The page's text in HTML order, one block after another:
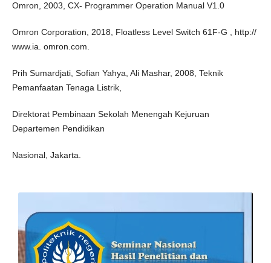
Omron, 2003, CX- Programmer Operation Manual V1.0
Omron Corporation, 2018, Floatless Level Switch 61F-G , http://
www.ia. omron.com.
Prih Sumardjati, Sofian Yahya, Ali Mashar, 2008, Teknik
Pemanfaatan Tenaga Listrik,
Direktorat Pembinaan Sekolah Menengah Kejuruan
Departemen Pendidikan
Nasional, Jakarta.